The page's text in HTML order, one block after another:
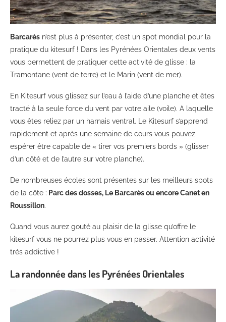
Barcarès n’est plus à présenter, c’est un spot mondial pour la
pratique du kitesurf ! Dans les Pyrénées Orientales deux vents
vous permettent de pratiquer cette activité de glisse : la
Tramontane (vent de terre) et le Marin (vent de mer).
En Kitesurf vous glissez sur l’eau à l’aide d’une planche et êtes
tracté à la seule force du vent par votre aile (voile). A laquelle
vous êtes reliez par un harnais ventral. Le Kitesurf s’apprend
rapidement et après une semaine de cours vous pouvez
espérer être capable de « tirer vos premiers bords » (glisser
d’un côté et de l’autre sur votre planche).
De nombreuses écoles sont présentes sur les meilleurs spots
de la côte : Parc des dosses, Le Barcarès ou encore Canet en
Roussillon.
Quand vous aurez gouté au plaisir de la glisse qu’offre le
kitesurf vous ne pourrez plus vous en passer. Attention activité
trés addictive !
La randonnée dans les Pyrénées Orientales